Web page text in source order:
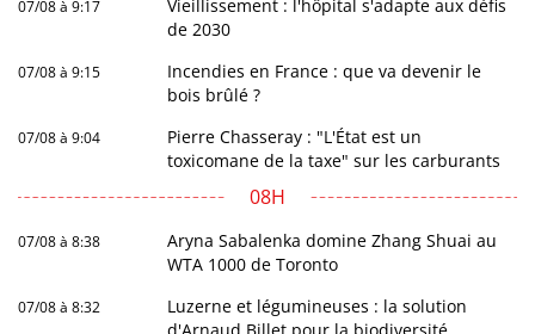
07/08 à 9:17
Vieillissement : l'hôpital s'adapte aux défis
de 2030
07/08 à 9:15
Incendies en France : que va devenir le
bois brûlé ?
07/08 à 9:04
Pierre Chasseray : "L'État est un
toxicomane de la taxe" sur les carburants
08H
07/08 à 8:38
Aryna Sabalenka domine Zhang Shuai au
WTA 1000 de Toronto
07/08 à 8:32
Luzerne et légumineuses : la solution